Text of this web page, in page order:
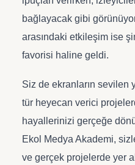
bağlayacak gibi
arasındaki etkileşim ise
favorisi haline geldi.
Siz de ekranların sevilen
tür heyecan verici
hayallerinizi gerçeğe
Ekol Medya Akademi,
ve gerçek projelerde yer